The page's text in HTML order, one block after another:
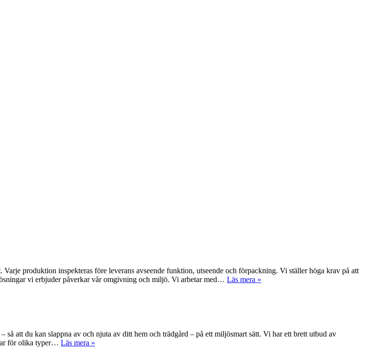
produktion inspekteras före leverans avseende funktion, utseende och förpackning. Vi ställer höga krav på att
vi erbjuder påverkar vår omgivning och miljö. Vi arbetar med… Läs mera »
att du kan slappna av och njuta av ditt hem och trädgård – på ett miljösmart sätt. Vi har ett brett utbud av
för olika typer… Läs mera »